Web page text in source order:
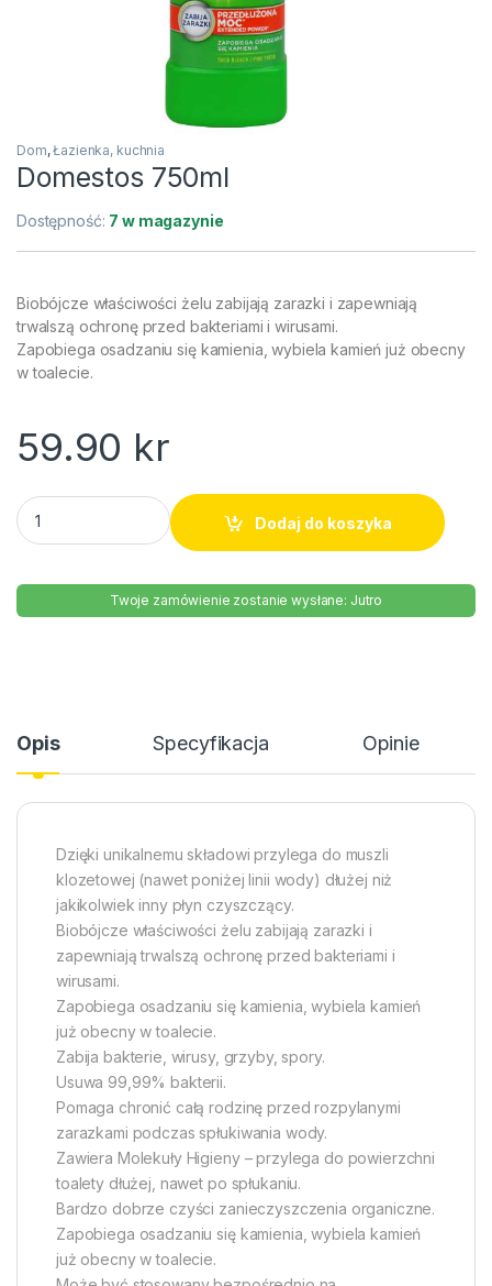
Dom,Łazienka, kuchnia
Domestos 750ml
Dostępność: 7 w magazynie
Biobójcze właściwości żelu zabijają zarazki i zapewniają
trwalszą ochronę przed bakteriami i wirusami.
Zapobiega osadzaniu się kamienia, wybiela kamień już obecny
w toalecie.
59.90 kr
Domestos 750ml quantity
Dodaj do koszyka
Twoje zamówienie zostanie wysłane: Jutro
Opis Specyfikacja Opinie
Dzięki unikalnemu składowi przylega do muszli
klozetowej (nawet poniżej linii wody) dłużej niż
jakikolwiek inny płyn czyszczący.
Biobójcze właściwości żelu zabijają zarazki i
zapewniają trwalszą ochronę przed bakteriami i
wirusami.
Zapobiega osadzaniu się kamienia, wybiela kamień
już obecny w toalecie.
Zabija bakterie, wirusy, grzyby, spory.
Usuwa 99,99% bakterii.
Pomaga chronić całą rodzinę przed rozpylanymi
zarazkami podczas spłukiwania wody.
Zawiera Molekuły Higieny – przylega do powierzchni
toalety dłużej, nawet po spłukaniu.
Bardzo dobrze czyści zanieczyszczenia organiczne.
Zapobiega osadzaniu się kamienia, wybiela kamień
już obecny w toalecie.